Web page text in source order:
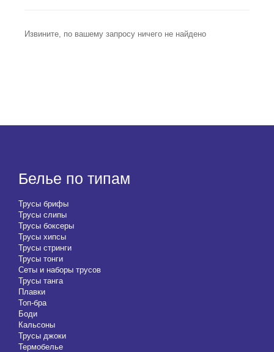
Извините, по вашему запросу ничего не найдено
Белье по типам
Трусы брифы
Трусы слипы
Трусы боксеры
Трусы хипсы
Трусы стринги
Трусы тонги
Сеты и наборы трусов
Трусы танга
Плавки
Топ-бра
Боди
Кальсоны
Трусы джоки
Термобелье